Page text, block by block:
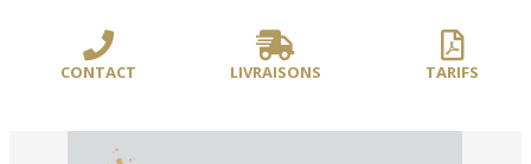
contenuCONTACT LIVRAISONS TARIFS
BOUSSOLE **/